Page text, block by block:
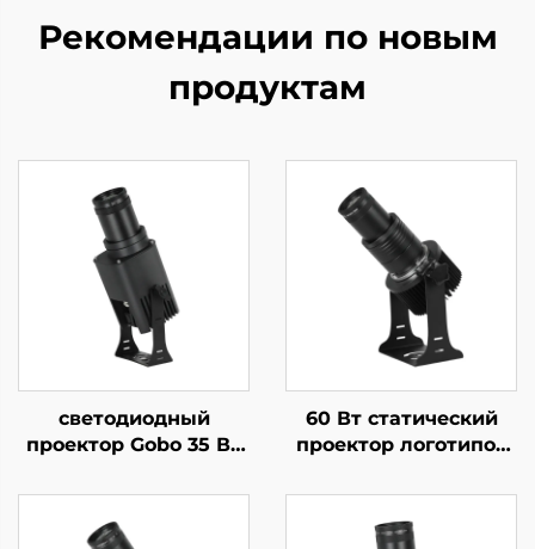
Рекомендации по новым
продуктам
светодиодный
проектор Gobo 35 Вт
индивидуальный
логотип, IP67,
60 Вт статический
проектор логотипов
водонепроницаемый
светодиодный IP67